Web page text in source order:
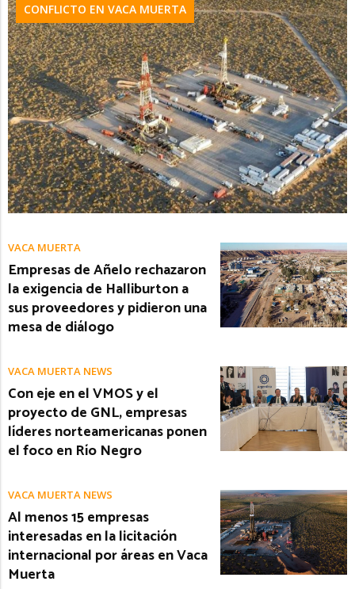
CONFLICTO EN VACA MUERTA
VACA MUERTA
Empresas de Añelo rechazaron
la exigencia de Halliburton a
sus proveedores y pidieron una
mesa de diálogo
VACA MUERTA NEWS
Con eje en el VMOS y el
proyecto de GNL, empresas
líderes norteamericanas ponen
el foco en Río Negro
VACA MUERTA NEWS
Al menos 15 empresas
interesadas en la licitación
internacional por áreas en Vaca
Muerta